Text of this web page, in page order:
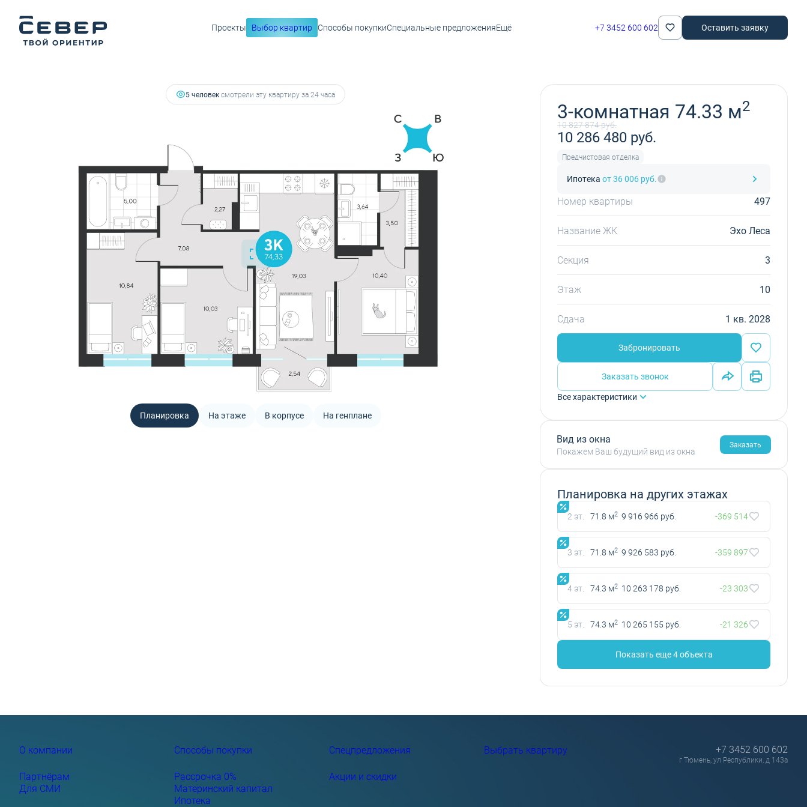
Проекты Выбор квартир Способы покупкиСпециальные предложенияЕщё +7 3452 600 602 Оставить заявку
3-комнатная74.33 м Ипотекаот 36 006 руб.
Забронировать
5 человексмотрели эту квартиру за 24 часа
Планировка На этаже В корпусе На генплане
3-комнатная 74.33 м2
10 827 874 руб.
10 286 480 руб.
Предчистовая отделка
Ипотека от 36 006 руб.
Номер квартиры 497
Название ЖК Эхо Леса
Секция 3
Этаж 10
Сдача 1 кв. 2028
Забронировать
Заказать звонок
Все характеристики
Вид из окна
Покажем Ваш будущий вид из окна
Заказать
Планировка на других этажах
2 эт. 71.8 м2 9 916 966 руб. -369 514
3 эт. 71.8 м2 9 926 583 руб. -359 897
4 эт. 74.3 м2 10 263 178 руб. -23 303
5 эт. 74.3 м2 10 265 155 руб. -21 326
Показать еще 4 объектa
О компании
Партнёрам
Для СМИ
Способы покупки
Рассрочка 0%
Материнский капитал
Ипотека
Спецпредложения
Акции и скидки
Выбрать квартиру +7 3452 600 602
г Тюмень, ул Республики, д 143а